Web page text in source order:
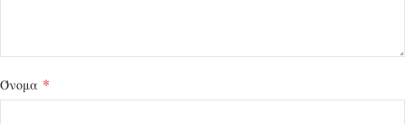
Όνομα *